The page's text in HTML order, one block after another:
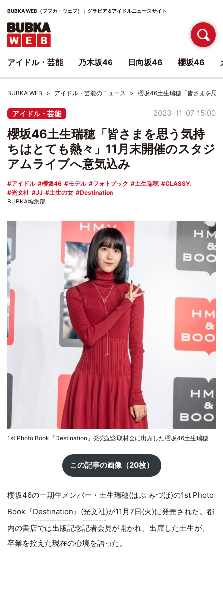
BUBKA WEB（ブブカ・ウェブ）｜グラビア＆アイドルニュースサイト
BUBKA WEB アイドル・芸能のニュース 櫻坂46土生瑞穂「皆さまを思
アイドル・芸能 2023-11-07 15:00
櫻坂46土生瑞穂「皆さまを思う気持
ちはとても熱々」11月末開催のスタジ
アムライブへ意気込み
アイドル 櫻坂46 モデル フォトブック 土生瑞穂
CLASSY.
光文社
JJ 土生の女
Destination
BUBKA編集部
1st Photo Book『Destination』発売記念取材会に出席した櫻坂46土生瑞穂
この記事の画像（20枚）
櫻坂46の一期生メンバー・ 土生瑞穂(はぶ みづほ)の1st Photo
Book『Destination』(光文社)が11月7日(火)に発売された。都
内の書店では出版記念記者会見が開かれ、出席した土生が、
卒業を控えた現在の心境を語った。
アイドル・芸能 乃木坂46 日向坂46 櫻坂46